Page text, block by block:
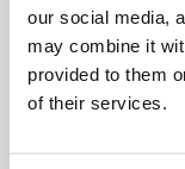
our social media,
may combine it
provided to them
of their services.
et…